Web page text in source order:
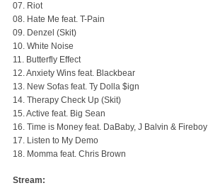
07. Riot
08. Hate Me feat. T-Pain
09. Denzel (Skit)
10. White Noise
11. Butterfly Effect
12. Anxiety Wins feat. Blackbear
13. New Sofas feat. Ty Dolla $ign
14. Therapy Check Up (Skit)
15. Active feat. Big Sean
16. Time is Money feat. DaBaby, J Balvin &
17. Listen to My Demo
18. Momma feat. Chris Brown
Stream: